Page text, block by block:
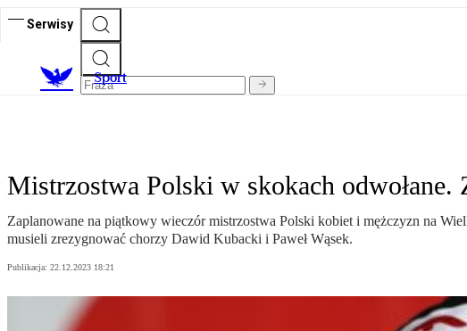
Serwisy
Sport
Mistrzostwa Polski w skokach odwołane.
Zaplanowane na piątkowy wieczór mistrzostwa Polski kobiet i mężczyzn na
musieli zrezygnować chorzy Dawid Kubacki i Paweł Wąsek.
Publikacja: 22.12.2023 18:21